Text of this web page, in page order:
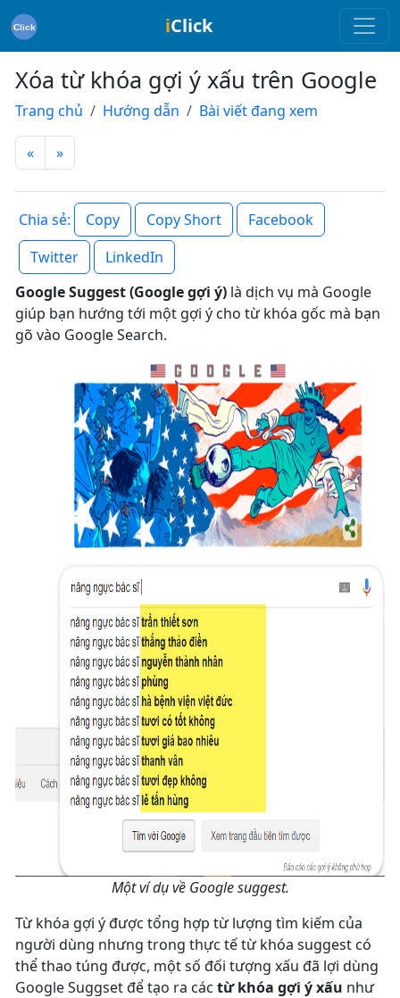
iClick
Xóa từ khóa gợi ý xấu trên Google
Trang chủ Hướng dẫn Bài viết đang xem
« »
Chia sẻ: Copy Copy Short
Facebook
Twitter
LinkedIn
Google Suggest (Google gợi ý) là dịch vụ mà Google
giúp bạn hướng tới một gợi ý cho từ khóa gốc mà bạn
gõ vào Google Search.
Một ví dụ về Google suggest.
Từ khóa gợi ý được tổng hợp từ lượng tìm kiếm của
người dùng nhưng trong thực tế từ khóa suggest có
thể thao túng được, một số đối tượng xấu đã lợi dùng
Google Suggset để tạo ra các từ khóa gợi ý xấu như